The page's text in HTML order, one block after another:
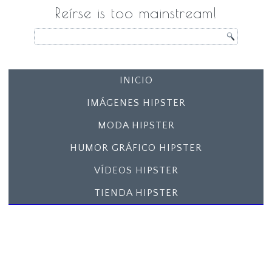
Reírse is too mainstream!
INICIO
IMÁGENES HIPSTER
MODA HIPSTER
HUMOR GRÁFICO HIPSTER
VÍDEOS HIPSTER
TIENDA HIPSTER